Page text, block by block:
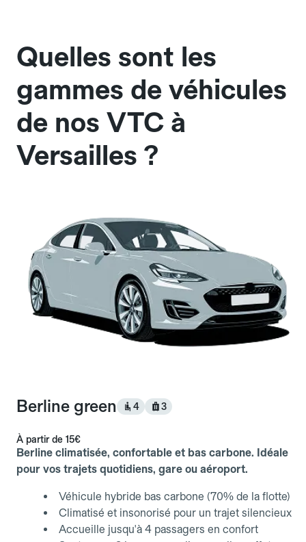
Quelles sont les
gammes de véhicules
de nos VTC à
Versailles ?
Berline green 4 3
À partir de 15€
Berline climatisée, confortable et bas carbone. Idéale
pour vos trajets quotidiens, gare ou aéroport.
Véhicule hybride bas carbone (70% de la flotte)
Climatisé et insonorisé pour un trajet silencieux
Accueille jusqu'à 4 passagers en confort